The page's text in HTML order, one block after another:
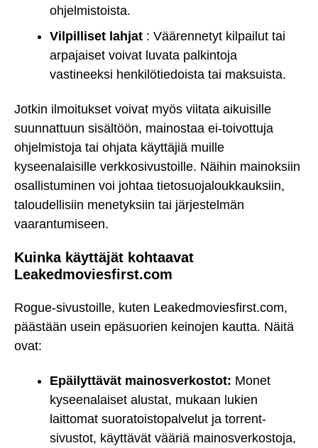
ohjelmistoista.
Vilpilliset lahjat : Väärennetyt kilpailut tai
arpajaiset voivat luvata palkintoja
vastineeksi henkilötiedoista tai maksuista.
Jotkin ilmoitukset voivat myös viitata aikuisille
suunnattuun sisältöön, mainostaa ei-toivottuja
ohjelmistoja tai ohjata käyttäjiä muille
kyseenalaisille verkkosivustoille. Näihin mainoksiin
osallistuminen voi johtaa tietosuojaloukkauksiin,
taloudellisiin menetyksiin tai järjestelmän
vaarantumiseen.
Kuinka käyttäjät kohtaavat
Leakedmoviesfirst.com
Rogue-sivustoille, kuten Leakedmoviesfirst.com,
päästään usein epäsuorien keinojen kautta. Näitä
ovat:
Epäilyttävät mainosverkostot: Monet
kyseenalaiset alustat, mukaan lukien
laittomat suoratoistopalvelut ja torrent-
sivustot, käyttävät vääriä mainosverkostoja,